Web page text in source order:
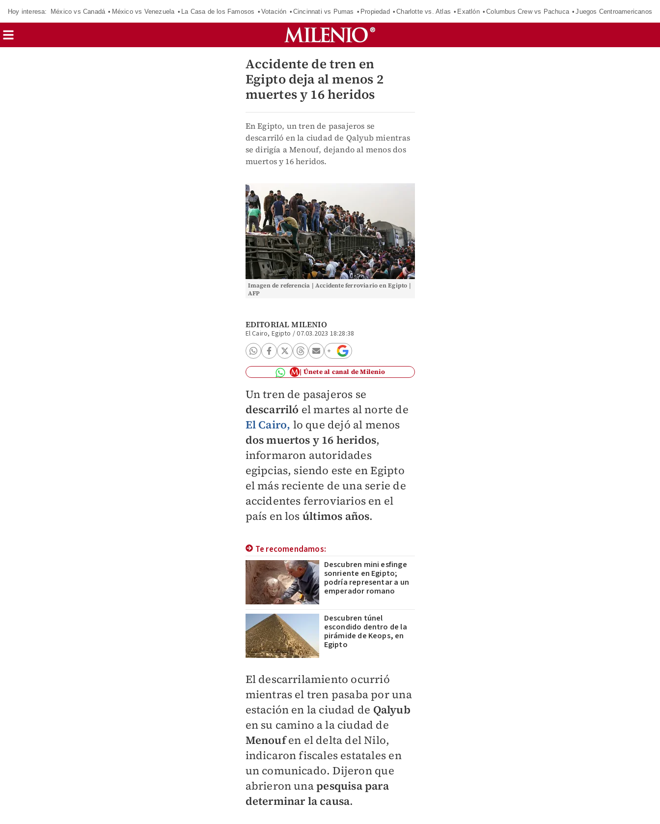
Hoy interesa: México vs Canadá México vs Venezuela La Casa de los Famosos Votación Cincinnati vs Pumas Propiedad Charlotte vs. Atlas Exatlón Columbus Crew vs Pachuca Juegos Centroamericanos
Accidente de tren en
Egipto deja al menos 2
muertes y 16 heridos
En Egipto, un tren de pasajeros se
descarriló en la ciudad de Qalyub mientras
se dirigía a Menouf, dejando al menos dos
muertos y 16 heridos.
Imagen de referencia | Accidente ferroviario en Egipto |
AFP
EDITORIAL MILENIO
El Cairo, Egipto /07.03.2023 18:28:38
Únete al canal de Milenio
Un tren de pasajeros se
descarriló el martes al norte de
El Cairo, lo que dejó al menos
dos muertos y 16 heridos,
informaron autoridades
egipcias, siendo este en Egipto
el más reciente de una serie de
accidentes ferroviarios en el
país en los últimos años.
Te recomendamos:
Descubren mini esfinge
sonriente en Egipto;
podría representar a un
emperador romano
Descubren túnel
escondido dentro de la
pirámide de Keops, en
Egipto
El descarrilamiento ocurrió
mientras el tren pasaba por una
estación en la ciudad de Qalyub
en su camino a la ciudad de
Menoufen el delta del Nilo,
indicaron fiscales estatales en
un comunicado. Dijeron que
abrieron unapesquisa para
determinar la causa.